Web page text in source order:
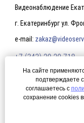
Видеонаблюдение
г. Екатеринбург ул.
e-mail:
+7 (343) 20-20-718
На сайте
подтверждаете
соглашаетесь с
сохранение cookies